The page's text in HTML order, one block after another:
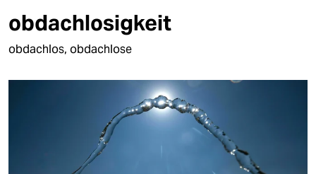
politik
obdachlosigkeit
obdachlos, obdachlose